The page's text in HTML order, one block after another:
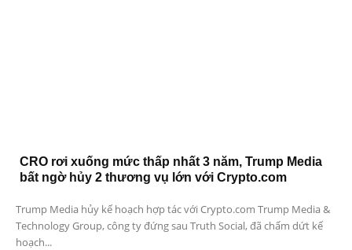
CRO rơi xuống mức thấp nhất 3 năm, Trump Media
bất ngờ hủy 2 thương vụ lớn với Crypto.com
Trump Media hủy kế hoạch hợp tác với Crypto.com Trump Media &
Technology Group, công ty đứng sau Truth Social, đã chấm dứt kế
hoạch...